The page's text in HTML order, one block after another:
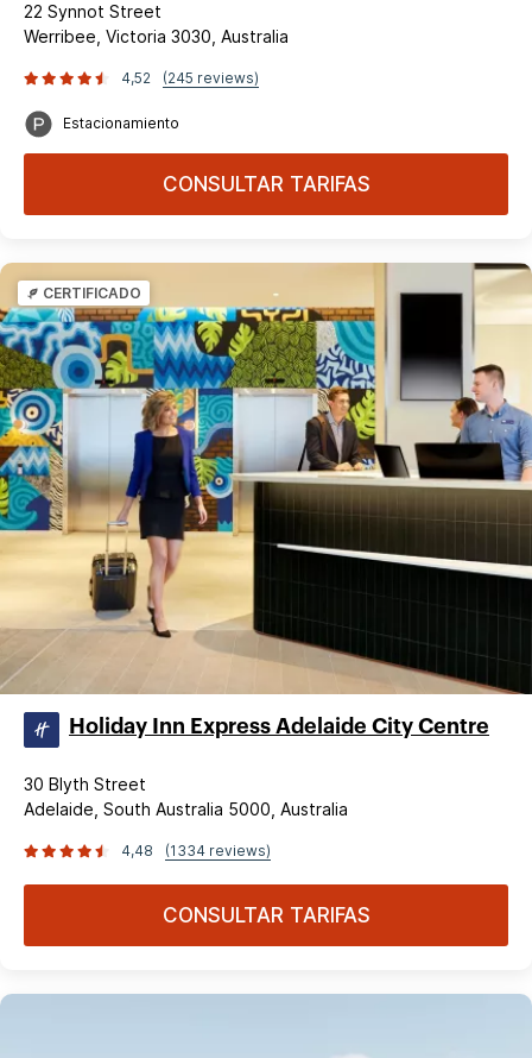
22 Synnot Street
Werribee, Victoria 3030, Australia
4,52 (245 reviews)
Estacionamiento
CONSULTAR TARIFAS
CERTIFICADO
Holiday Inn Express Adelaide City Centre
30 Blyth Street
Adelaide, South Australia 5000, Australia
4,48 (1334 reviews)
CONSULTAR TARIFAS